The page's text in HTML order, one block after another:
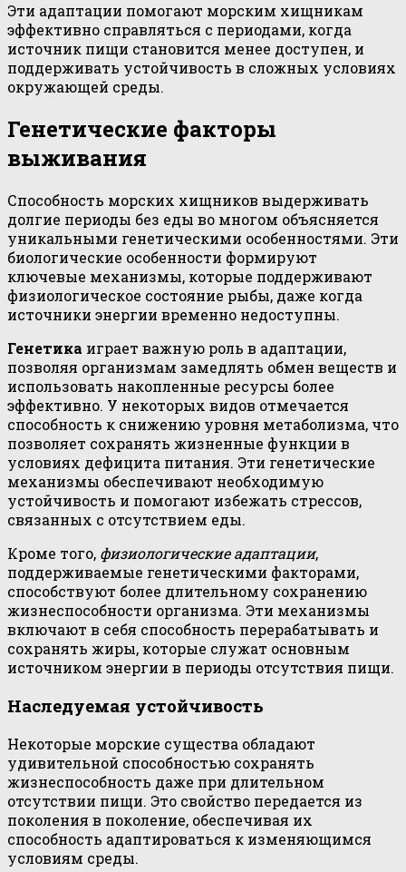
Эти адаптации помогают морским хищникам
эффективно справляться с периодами, когда
источник пищи становится менее доступен, и
поддерживать устойчивость в сложных условиях
окружающей среды.
Генетические факторы
выживания
Способность морских хищников выдерживать
долгие периоды без еды во многом объясняется
уникальными генетическими особенностями. Эти
биологические особенности формируют
ключевые механизмы, которые поддерживают
физиологическое состояние рыбы, даже когда
источники энергии временно недоступны.
Генетика играет важную роль в адаптации,
позволяя организмам замедлять обмен веществ и
использовать накопленные ресурсы более
эффективно. У некоторых видов отмечается
способность к снижению уровня метаболизма, что
позволяет сохранять жизненные функции в
условиях дефицита питания. Эти генетические
механизмы обеспечивают необходимую
устойчивость и помогают избежать стрессов,
связанных с отсутствием еды.
Кроме того, физиологические адаптации,
поддерживаемые генетическими факторами,
способствуют более длительному сохранению
жизнеспособности организма. Эти механизмы
включают в себя способность перерабатывать и
сохранять жиры, которые служат основным
источником энергии в периоды отсутствия пищи.
Наследуемая устойчивость
Некоторые морские существа обладают
удивительной способностью сохранять
жизнеспособность даже при длительном
отсутствии пищи. Это свойство передается из
поколения в поколение, обеспечивая их
способность адаптироваться к изменяющимся
условиям среды.